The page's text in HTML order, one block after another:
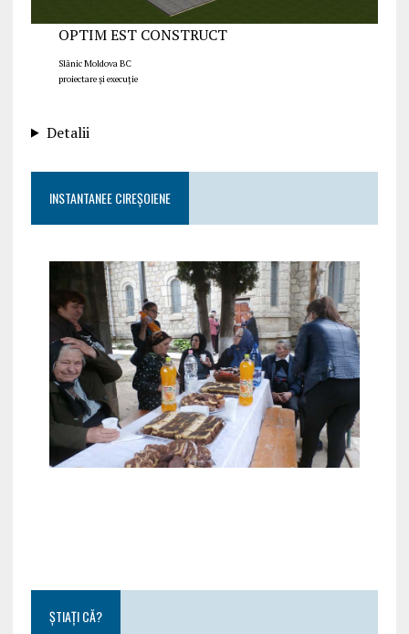
OPTIM EST CONSTRUCT
Slănic Moldova BC
proiectare și execuție
Detalii
INSTANTANEE CIREȘOIENE
ȘTIAȚI CĂ?